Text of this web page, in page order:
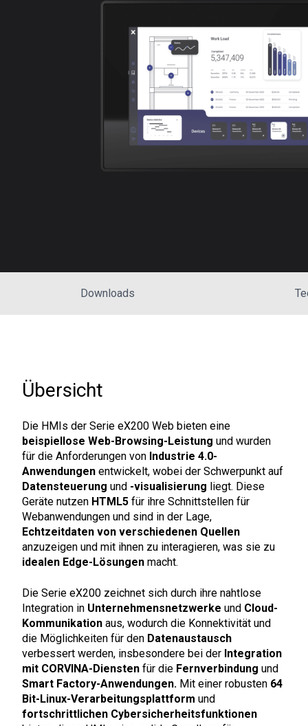
Downloads
Übersicht
Die HMIs der Serie eX200 Web bieten eine
beispiellose Web-Browsing-Leistung und wurden
für die Anforderungen von Industrie 4.0-
Anwendungen entwickelt, wobei der Schwerpunkt auf
Datensteuerung und -visualisierung liegt. Diese
Geräte nutzen HTML5 für ihre Schnittstellen für
Webanwendungen und sind in der Lage,
Echtzeitdaten von verschiedenen Quellen
anzuzeigen und mit ihnen zu interagieren, was sie zu
idealen Edge-Lösungen macht.
Die Serie eX200 zeichnet sich durch ihre nahtlose
Integration in Unternehmensnetzwerke und Cloud-
Kommunikation aus, wodurch die Konnektivität und
die Möglichkeiten für den Datenaustausch
verbessert werden, insbesondere bei der Integration
mit CORVINA-Diensten für die Fernverbindung und
Smart Factory-Anwendungen. Mit einer robusten 64
Bit-Linux-Verarbeitungsplattform und
fortschrittlichen Cybersicherheitsfunktionen